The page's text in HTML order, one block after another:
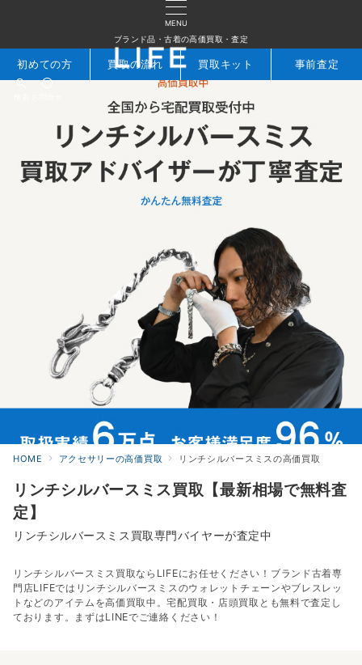
MENU
ブランド品・古着の高価買取・査定
初めての方 買取の流れ 買取キット 事前査定
HOME アクセサリーの高価買取 リンチシルバースミスの高価買取
リンチシルバースミス買取【最新相場で無料査
定】
リンチシルバースミス買取専門バイヤーが査定中
リンチシルバースミス買取ならLIFEにお任せください！ブランド古着専
門店LIFEではリンチシルバースミスのウォレットチェーンやブレスレッ
トなどのアイテムを高価買取中。宅配買取・店頭買取とも無料で査定し
ております。まずはLINEでご連絡ください！